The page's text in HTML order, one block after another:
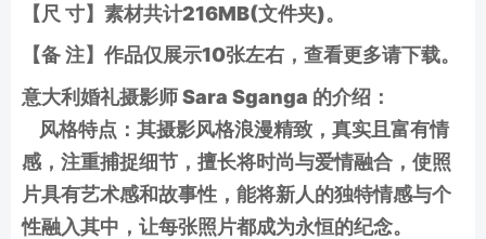
【尺 寸】素材共计216MB(文件夹)。
【备 注】作品仅展示10张左右，查看更多请下载。
意大利婚礼摄影师 Sara Sganga 的介绍：
风格特点：其摄影风格浪漫精致，真实且富有情
感，注重捕捉细节，擅长将时尚与爱情融合，使照
片具有艺术感和故事性，能将新人的独特情感与个
性融入其中，让每张照片都成为永恒的纪念。